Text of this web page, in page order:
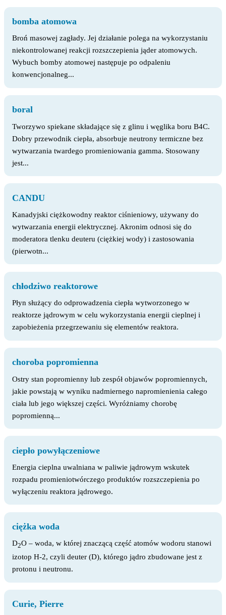
bomba atomowa
Broń masowej zagłady. Jej działanie polega na wykorzystaniu
niekontrolowanej reakcji rozszczepienia jąder atomowych.
Wybuch bomby atomowej następuje po odpaleniu
konwencjonalneg...
boral
Tworzywo spiekane składające się z glinu i węglika boru B4C.
Dobry przewodnik ciepła, absorbuje neutrony termiczne bez
wytwarzania twardego promieniowania gamma. Stosowany
jest...
CANDU
Kanadyjski ciężkowodny reaktor ciśnieniowy, używany do
wytwarzania energii elektrycznej. Akronim odnosi się do
moderatora tlenku deuteru (ciężkiej wody) i zastosowania
(pierwotn...
chłodziwo reaktorowe
Płyn służący do odprowadzenia ciepła wytworzonego w
reaktorze jądrowym w celu wykorzystania energii cieplnej i
zapobieżenia przegrzewaniu się elementów reaktora.
choroba popromienna
Ostry stan popromienny lub zespół objawów popromiennych,
jakie powstają w wyniku nadmiernego napromienienia całego
ciała lub jego większej części. Wyróżniamy chorobę
popromienną...
ciepło powyłączeniowe
Energia cieplna uwalniana w paliwie jądrowym wskutek
rozpadu promieniotwórczego produktów rozszczepienia po
wyłączeniu reaktora jądrowego.
ciężka woda
D2O – woda, w której znaczącą część atomów wodoru stanowi
izotop H-2, czyli deuter (D), którego jądro zbudowane jest z
protonu i neutronu.
Curie, Pierre